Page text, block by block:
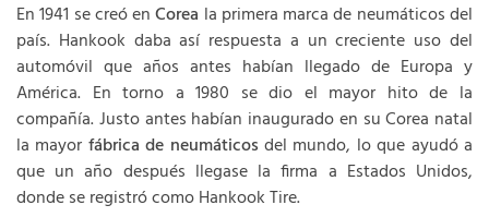
En 1941 se creó enCorea la primera marca de neumáticos del
país. Hankook daba así respuesta a un creciente uso del
automóvil que años antes habían llegado de Europa y
América. En torno a 1980 se dio el mayor hito de la
compañía. Justo antes habían inaugurado en su Corea natal
la mayor fábrica de neumáticos del mundo, lo que ayudó a
que un año después llegase la firma a Estados Unidos,
donde se registró como Hankook Tire.